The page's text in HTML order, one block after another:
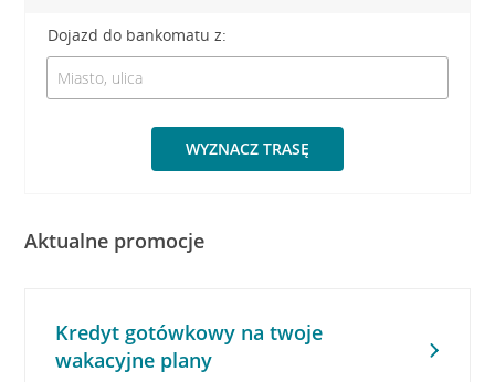
Dojazd do bankomatu z:
WYZNACZ TRASĘ
Aktualne promocje
Kredyt gotówkowy na twoje
wakacyjne plany